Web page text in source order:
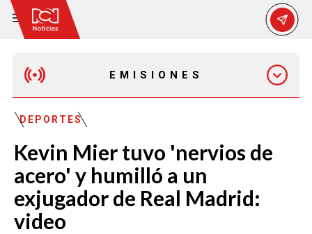
EMISIONES
EMISIÓN 7:00 PM
DEPORTES
Kevin Mier tuvo 'nervios de
acero' y humilló a un
exjugador de Real Madrid:
video